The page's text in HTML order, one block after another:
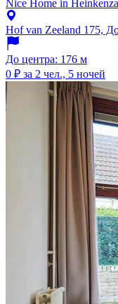
Nice Home in
Hof van Zeeland 175,
До центра: 176 м
0 ₽ за 2 чел., 5 ночей